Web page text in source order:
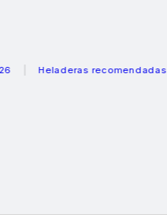
Heladeras recomendadas verano